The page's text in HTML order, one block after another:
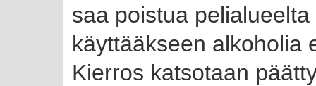
saa poistua
käyttääkseen alkoholia
Kierros katsotaan